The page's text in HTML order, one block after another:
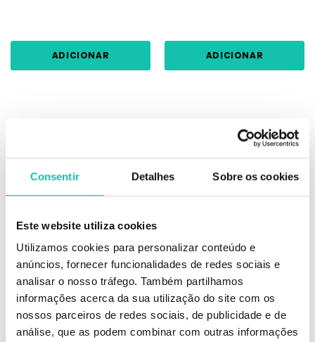
Consentir Detalhes Sobre os cookies
Este website utiliza cookies
Utilizamos cookies para personalizar conteúdo e
anúncios, fornecer funcionalidades de redes sociais e
analisar o nosso tráfego. Também partilhamos
informações acerca da sua utilização do site com os
nossos parceiros de redes sociais, de publicidade e de
análise, que as podem combinar com outras informações
ADICIONAR ADICIONAR
OBB SIBEL
OBB Secador compact dreox preto
2000W
OBB SIBEL
OBB Secador compact dreox
vermelho 2000W